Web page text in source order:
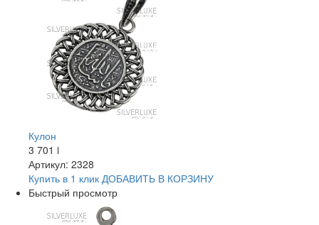
Кулон
3 701 i
Артикул: 2328
Купить в 1 клик ДОБАВИТЬ В КОРЗИНУ
Быстрый просмотр